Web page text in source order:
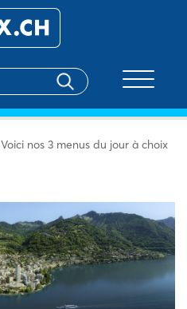
Voici nos 3 menus du jour à choix